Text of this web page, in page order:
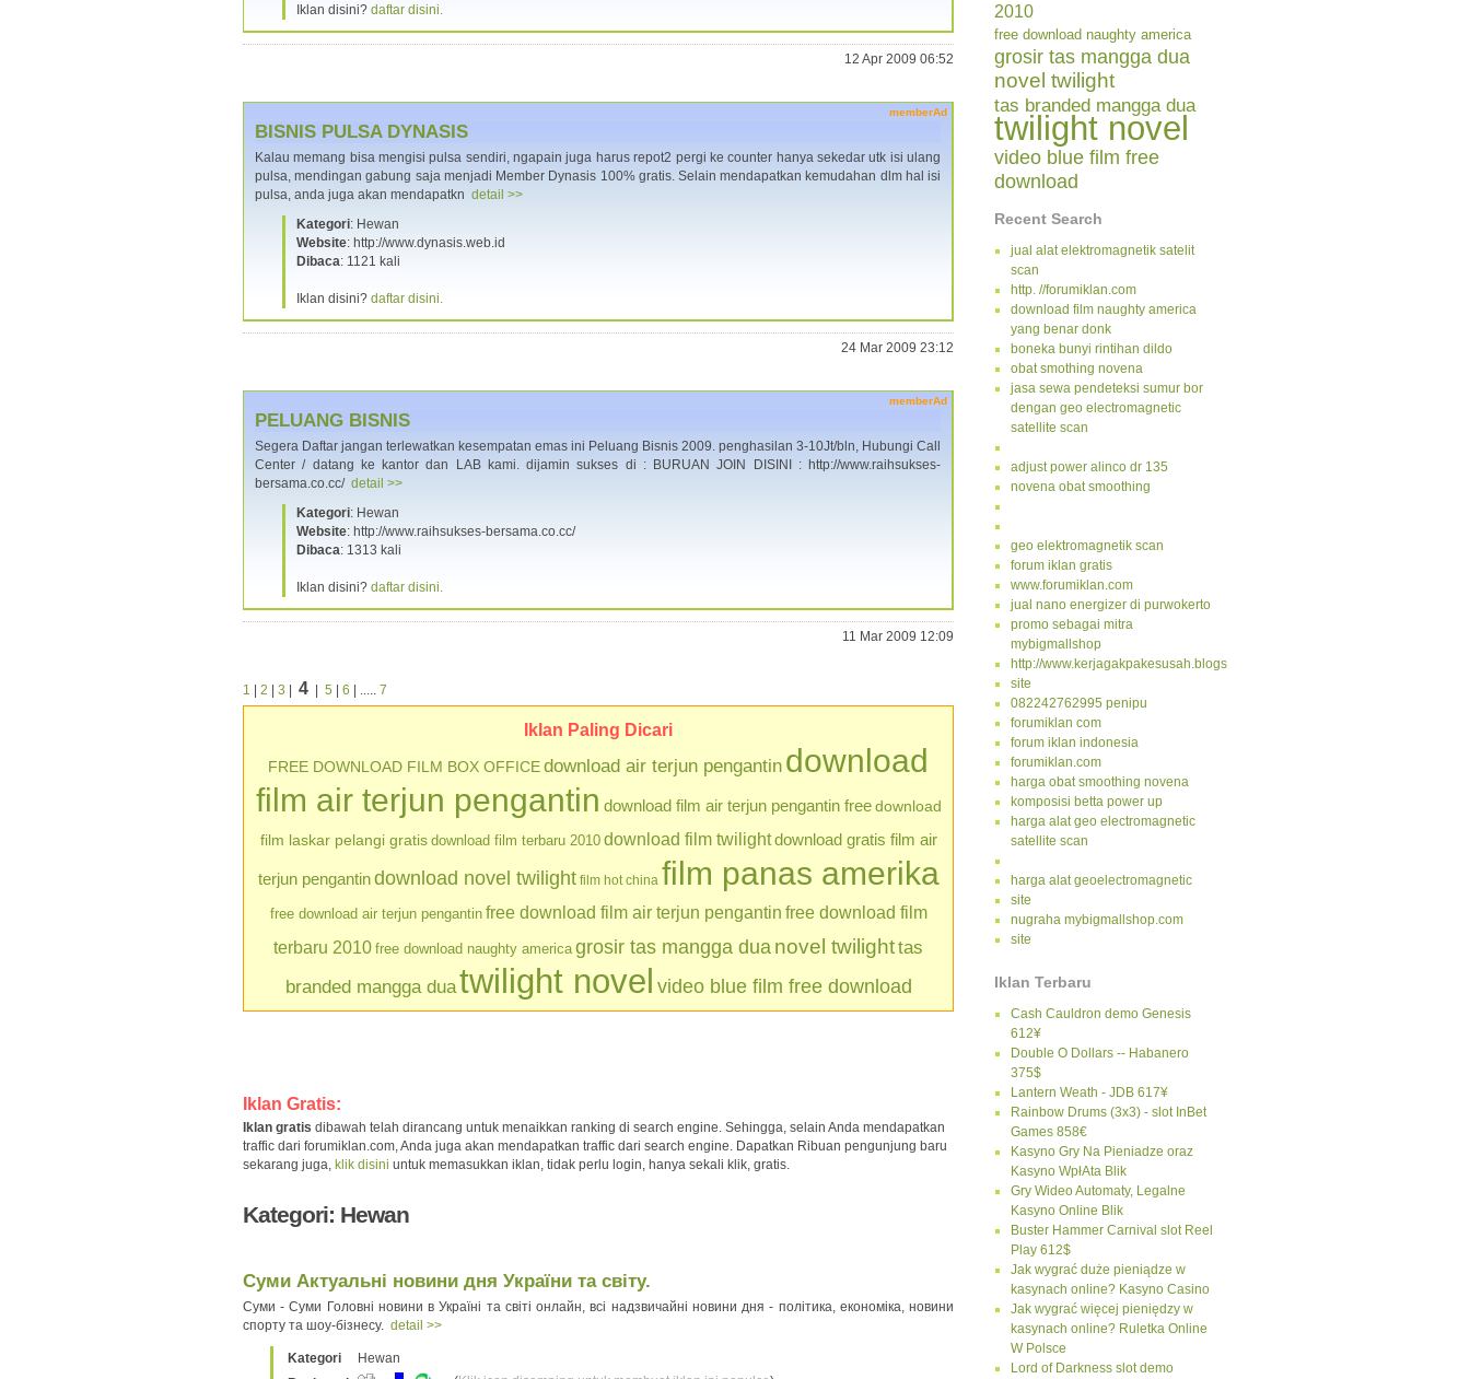
2010
free download naughty america
grosir tas mangga dua
novel twilight
tas branded mangga dua
twilight novel
video blue film free
download
Recent Search
jual alat elektromagnetik satelit
scan
http. //forumiklan.com
download film naughty america
yang benar donk
boneka bunyi rintihan dildo
obat smothing novena
jasa sewa pendeteksi sumur bor
dengan geo electromagnetic
satellite scan
adjust power alinco dr 135
novena obat smoothing
geo elektromagnetik scan
forum iklan gratis
www.forumiklan.com
jual nano energizer di purwokerto
promo sebagai mitra
mybigmallshop
http://www.kerjagakpakesusah.blogspot.com/
site
082242762995 penipu
forumiklan com
forum iklan indonesia
forumiklan.com
harga obat smoothing novena
komposisi betta power up
harga alat geo electromagnetic
satellite scan
harga alat geoelectromagnetic
site
nugraha mybigmallshop.com
site
Iklan Terbaru
Cash Cauldron demo Genesis
612¥
Double O Dollars -- Habanero
375$
Lantern Weath - JDB 617¥
Rainbow Drums (3x3) - slot InBet
Games 858€
Kasyno Gry Na Pieniadze oraz
Kasyno WpłAta Blik
Gry Wideo Automaty, Legalne
Kasyno Online Blik
Buster Hammer Carnival slot Reel
Play 612$
Jak wygrać duże pieniądze w
kasynach online? Kasyno Casino
Jak wygrać więcej pieniędzy w
kasynach online? Ruletka Online
W Polsce
Lord of Darkness slot demo
Iklan disini? daftar disini.
12 Apr 2009 06:52
memberAd
BISNIS PULSA DYNASIS
Kalau memang bisa mengisi pulsa sendiri, ngapain juga harus repot2 pergi ke counter hanya sekedar utk isi ulang
pulsa, mendingan gabung saja menjadi Member Dynasis 100% gratis. Selain mendapatkan kemudahan dlm hal isi
pulsa, anda juga akan mendapatkn detail >>
Kategori: Hewan
Website: http://www.dynasis.web.id
Dibaca: 1121 kali
Iklan disini? daftar disini.
24 Mar 2009 23:12
memberAd
PELUANG BISNIS
Segera Daftar jangan terlewatkan kesempatan emas ini Peluang Bisnis 2009. penghasilan 3-10Jt/bln, Hubungi Call
Center / datang ke kantor dan LAB kami. dijamin sukses di : BURUAN JOIN DISINI : http://www.raihsukses-
bersama.co.cc/ detail >>
Kategori: Hewan
Website: http://www.raihsukses-bersama.co.cc/
Dibaca: 1313 kali
Iklan disini? daftar disini.
11 Mar 2009 12:09
1 2 3 4 5 6 | ..... 7
Iklan Paling Dicari
FREE DOWNLOAD FILM BOX OFFICEdownload air terjun pengantin download
film air terjun pengantin download film air terjun pengantin free download
film laskar pelangi gratis download film terbaru 2010 download film twilight download gratis film air
terjun pengantin download novel twilight film hot china film panas amerika
free download air terjun pengantin free download film air terjun pengantin free download film
terbaru 2010 free download naughty america grosir tas mangga dua novel twilighttas
branded mangga duatwilight novel video blue film free download
Iklan Gratis:
Iklan gratis dibawah telah dirancang untuk menaikkan ranking di search engine. Sehingga, selain Anda mendapatkan
traffic dari forumiklan.com, Anda juga akan mendapatkan traffic dari search engine. Dapatkan Ribuan pengunjung baru
sekarang juga, klik disini untuk memasukkan iklan, tidak perlu login, hanya sekali klik, gratis.
Kategori: Hewan
Суми Актуальні новини дня України та світу.
Суми - Суми Головні новини в Україні та світі онлайн, всі надзвичайні новини дня - політика, економіка, новини
спорту та шоу-бізнесу. detail >>
Kategori
Hewan